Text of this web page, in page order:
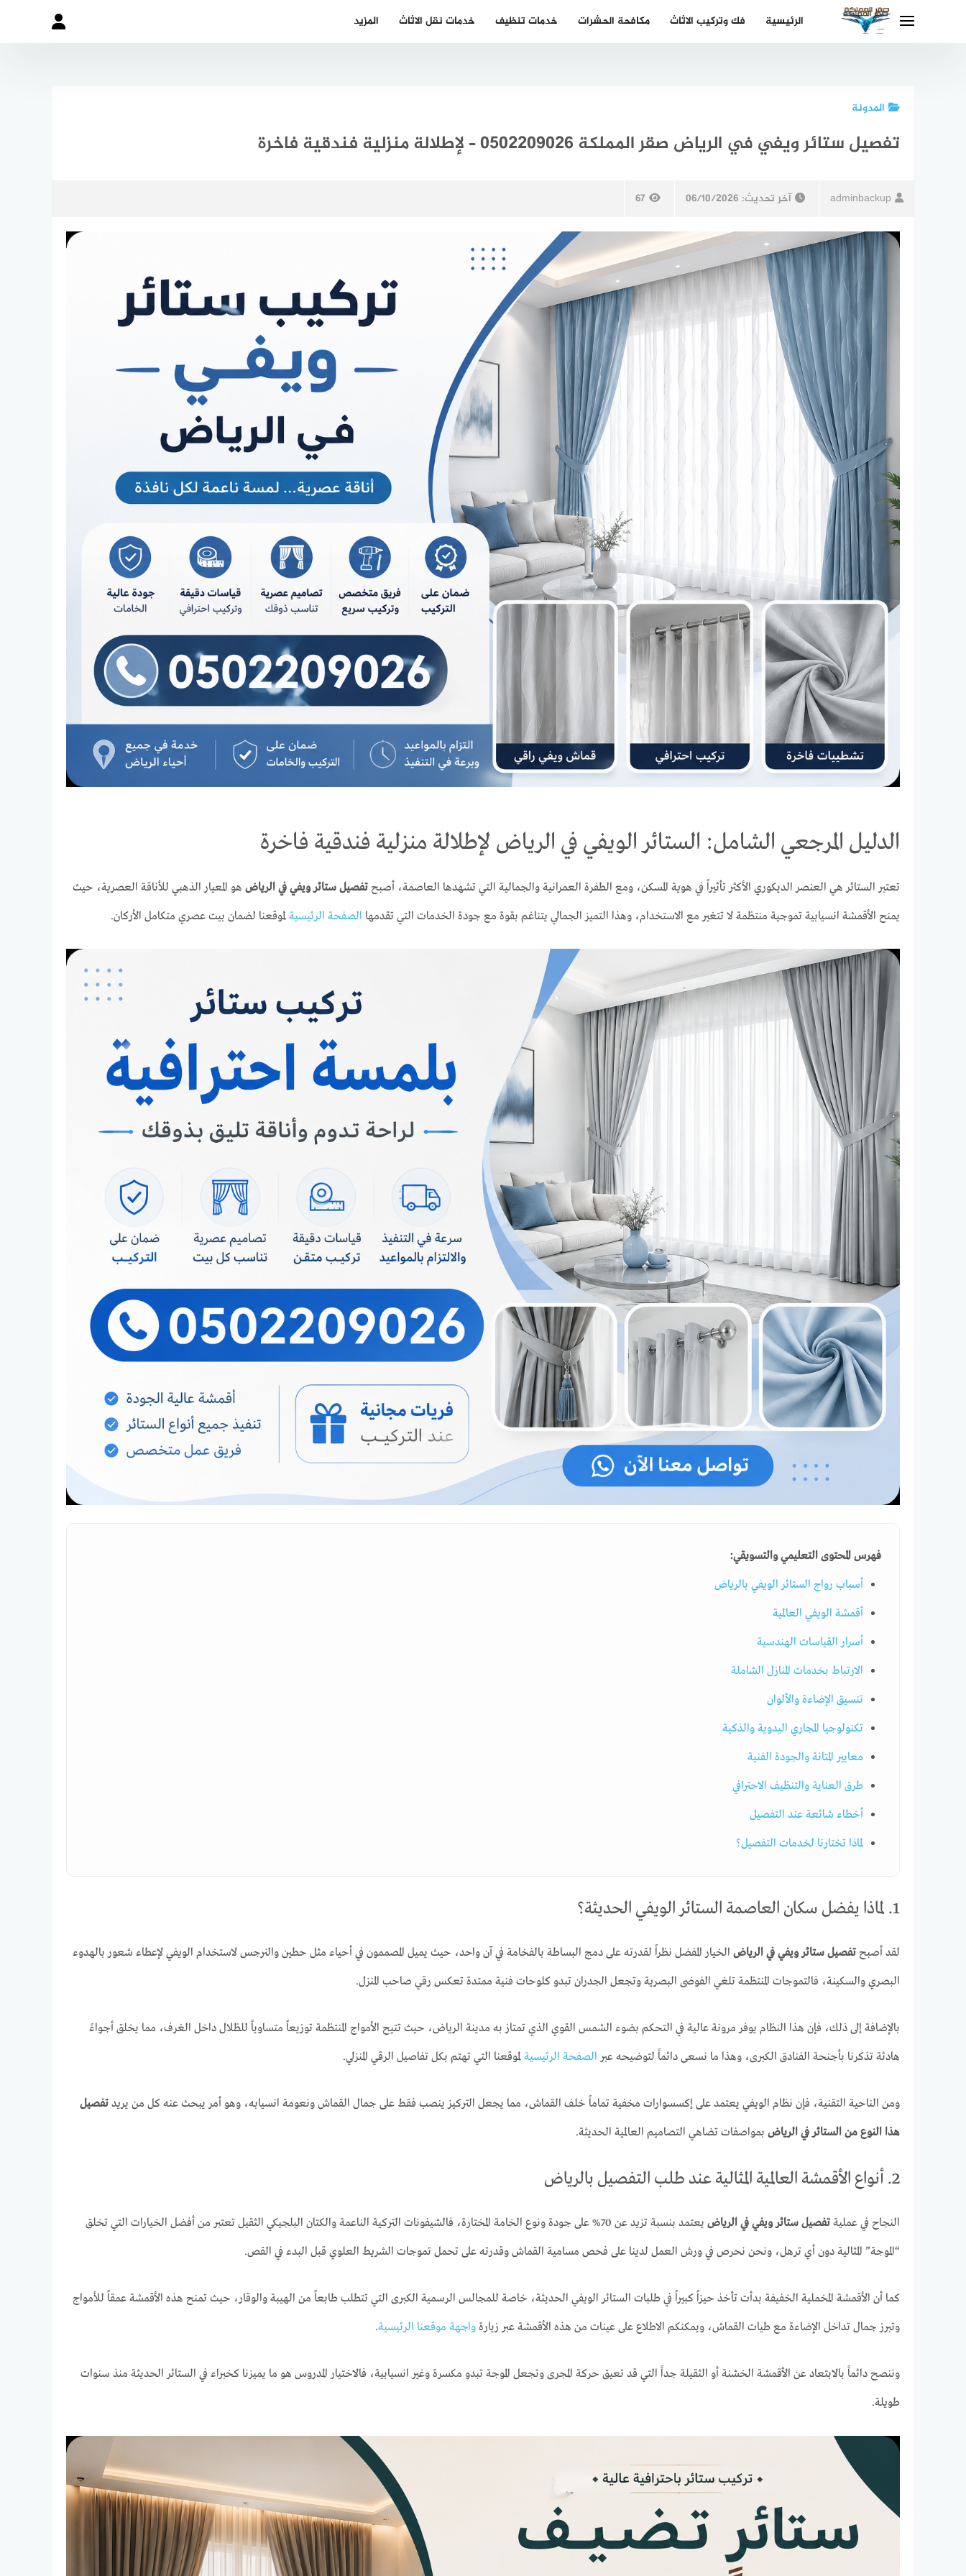
الرئيسية فك وتركيب الاثاث مكافحة الحشرات خدمات تنظيف خدمات نقل الاثاث المزيد
المدونة
تفصيل ستائر ويفي في الرياض صقر المملكة 0502209026 – لإطلالة منزلية فندقية فاخرة
adminbackup آخر تحديث: 06/10/2026
67
الدليل المرجعي الشامل: الستائر الويفي في الرياض لإطلالة منزلية فندقية فاخرة
تعتبر الستائر هي العنصر الديكوري الأكثر تأثيراً في هوية المسكن، ومع الطفرة العمرانية والجمالية التي تشهدها العاصمة، أصبح تفصيل ستائر ويفي في الرياض هو المعيار الذهبي للأناقة العصرية، حيث
يمنح الأقمشة انسيابية تموجية منتظمة لا تتغير مع الاستخدام، وهذا التميز الجمالي يتناغم بقوة مع جودة الخدمات التي تقدمها الصفحة الرئيسية لموقعنا لضمان بيت عصري متكامل الأركان.
فهرس المحتوى التعليمي والتسويقي:
أسباب رواج الستائر الويفي بالرياض
أقمشة الويفي العالمية
أسرار القياسات الهندسية
الارتباط بخدمات المنازل الشاملة
تنسيق الإضاءة والألوان
تكنولوجيا المجاري اليدوية والذكية
معايير المتانة والجودة الفنية
طرق العناية والتنظيف الاحترافي
أخطاء شائعة عند التفصيل
لماذا تختارنا لخدمات التفصيل؟
1. لماذا يفضل سكان العاصمة الستائر الويفي الحديثة؟
لقد أصبح تفصيل ستائر ويفي في الرياض الخيار المفضل نظراً لقدرته على دمج البساطة بالفخامة في آن واحد، حيث يميل المصممون في أحياء مثل حطين والنرجس لاستخدام الويفي لإعطاء شعور بالهدوء
البصري والسكينة، فالتموجات المنتظمة تلغي الفوضى البصرية وتجعل الجدران تبدو كلوحات فنية ممتدة تعكس رقي صاحب المنزل.
بالإضافة إلى ذلك، فإن هذا النظام يوفر مرونة عالية في التحكم بضوء الشمس القوي الذي تمتاز به مدينة الرياض، حيث تتيح الأمواج المنتظمة توزيعاً متساوياً للظلال داخل الغرف، مما يخلق أجواءً
هادئة تذكرنا بأجنحة الفنادق الكبرى، وهذا ما نسعى دائماً لتوضيحه عبر الصفحة الرئيسية لموقعنا التي تهتم بكل تفاصيل الرقي المنزلي.
ومن الناحية التقنية، فإن نظام الويفي يعتمد على إكسسوارات مخفية تماماً خلف القماش، مما يجعل التركيز ينصب فقط على جمال القماش ونعومة انسيابه، وهو أمر يبحث عنه كل من يريد تفصيل
هذا النوع من الستائر في الرياض بمواصفات تضاهي التصاميم العالمية الحديثة.
2. أنواع الأقمشة العالمية المثالية عند طلب التفصيل بالرياض
النجاح في عملية تفصيل ستائر ويفي في الرياض
يعتمد بنسبة تزيد عن 70% على جودة ونوع الخامة المختارة، فالشيفونات التركية الناعمة والكتان البلجيكي الثقيل تعتبر من أفضل الخيارات التي تخلق
“الموجة” المثالية دون أي ترهل، ونحن نحرص في ورش العمل لدينا على فحص مسامية القماش وقدرته على تحمل تموجات الشريط العلوي قبل البدء في القص.
كما أن الأقمشة المخملية الخفيفة بدأت تأخذ حيزاً كبيراً في طلبات الستائر الويفي الحديثة، خاصة للمجالس الرسمية الكبرى التي تتطلب طابعاً من الهيبة والوقار، حيث تمنح هذه الأقمشة عمقاً للأمواج
وتبرز جمال تداخل الإضاءة مع طيات القماش، ويمكنكم الاطلاع على عينات من هذه الأقمشة عبر زيارة واجهة موقعنا الرئيسية.
وننصح دائماً بالابتعاد عن الأقمشة الخشنة أو الثقيلة جداً التي قد تعيق حركة المجرى وتجعل الموجة تبدو مكسرة وغير انسيابية، فالاختيار المدروس هو ما يميزنا كخبراء في الستائر الحديثة منذ سنوات
طويلة.